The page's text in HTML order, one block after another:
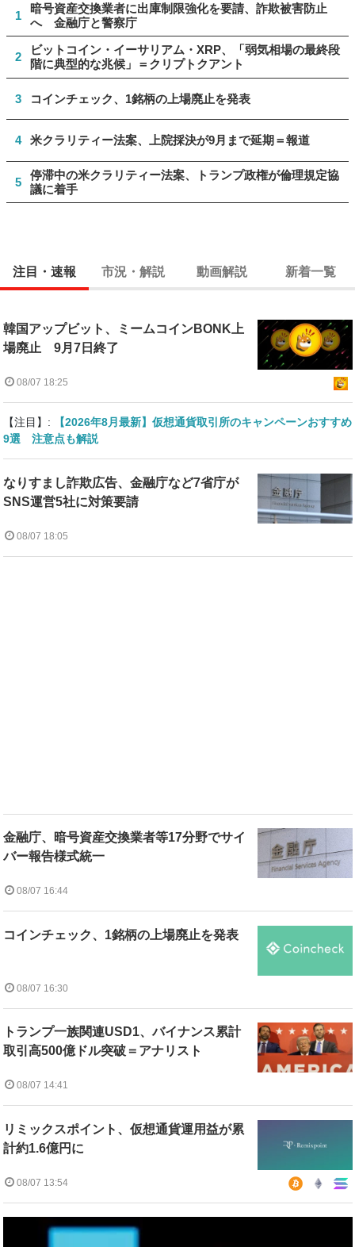
1
暗号資産交換業者に出庫制限強化を要請、詐欺被害防止
へ 金融庁と警察庁
2
ビットコイン・イーサリアム・XRP、「弱気相場の最終段
階に典型的な兆候」＝クリプトクアント
3 コインチェック、1銘柄の上場廃止を発表
4 米クラリティー法案、上院採決が9月まで延期＝報道
5
停滞中の米クラリティー法案、トランプ政権が倫理規定協
議に着手
注目・速報 市況・解説 動画解説 新着一覧
韓国アップビット、ミームコインBONK上
場廃止 9月7日終了
08/07 18:25
【注目】:
【2026年8月最新】仮想通貨取引所のキャンペーンおすすめ
9選 注意点も解説
なりすまし詐欺広告、金融庁など7省庁が
SNS運営5社に対策要請
08/07 18:05
金融庁、暗号資産交換業者等17分野でサイ
バー報告様式統一
08/07 16:44
コインチェック、1銘柄の上場廃止を発表
08/07 16:30
トランプ一族関連USD1、バイナンス累計
取引高500億ドル突破＝アナリスト
08/07 14:41
リミックスポイント、仮想通貨運用益が累
計約1.6億円に
08/07 13:54